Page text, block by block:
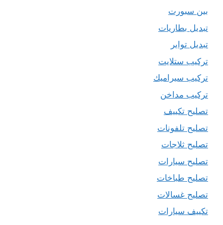
بين سبورت
تبديل بطاريات
تبديل تواير
تركيب ستلايت
تركيب سيراميك
تركيب مداخن
تصليح تكييف
تصليح تلفونات
تصليح ثلاجات
تصليح سيارات
تصليح طباخات
تصليح غسالات
تكييف سيارات